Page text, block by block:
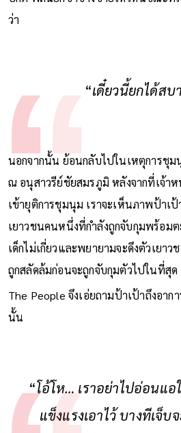
ว่า
“เดี๋ยวนี้ยกได้สบ
นอกจากนั้น ย้อนกลับไปในเหตุการชุ
ณ อนุสาวรีย์ชัยสมรภูมิ หลังจากที่เจ้า
เข้ายุติการชุมนุม เราจะเห็นภาพป้าเ
เยาวชนคนหนึ่งที่กำลังถูกจับกุมพร้อม
เด็กไม่เกี่ยวและพยายามจะดึงตัวเยา
ถูกสลัดล้มก่อนจะถูกจับกุมตัวไปในที่สุด
The People จึงเอ่ยถามป้าเป้าถึงอาก
นั้น
“โอ้โห… เราอย่าไปอ่อนแอ
แข็งแรงเอาไว้ บางทีเจ็